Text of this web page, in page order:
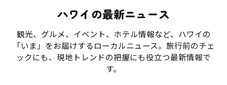
ハワイの最新ニュース
観光、グルメ、イベント、ホテル情報など、ハワイの
「いま」をお届けするローカルニュース。旅行前のチェ
ックにも、現地トレンドの把握にも役立つ最新情報で
す。